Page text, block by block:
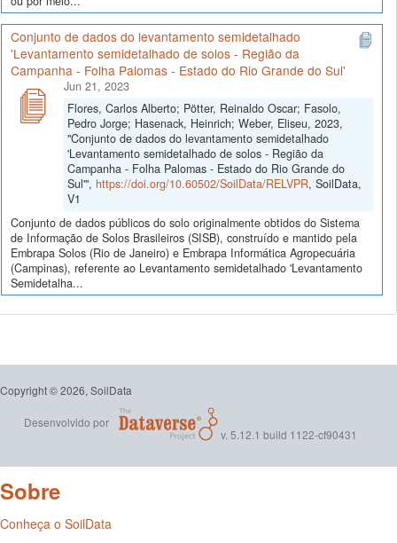
Conjunto de dados do levantamento semidetalhado
'Levantamento semidetalhado de solos - Região da
Campanha - Folha Palomas - Estado do Rio Grande do Sul'
Jun 21, 2023
Flores, Carlos Alberto; Pötter, Reinaldo Oscar; Fasolo,
Pedro Jorge; Hasenack, Heinrich; Weber, Eliseu, 2023,
"Conjunto de dados do levantamento semidetalhado
'Levantamento semidetalhado de solos - Região da
Campanha - Folha Palomas - Estado do Rio Grande do
Sul'", https://doi.org/10.60502/SoilData/RELVPR, SoilData,
V1
Conjunto de dados públicos do solo originalmente obtidos do Sistema
de Informação de Solos Brasileiros (SISB), construído e mantido pela
Embrapa Solos (Rio de Janeiro) e Embrapa Informática Agropecuária
(Campinas), referente ao Levantamento semidetalhado 'Levantamento
Semidetalha...
Copyright © 2026, SoilData
Desenvolvido por
v. 5.12.1 build 1122-cf90431
Sobre
Conheça o SoilData